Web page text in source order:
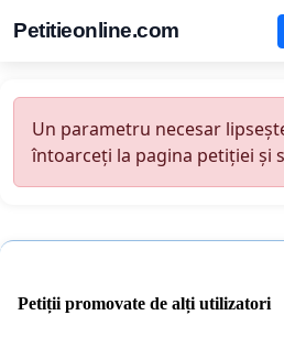
Petitieonline.com
Un parametru necesar
întoarceți la pagina petiției și
Petiții promovate de alți utilizatori